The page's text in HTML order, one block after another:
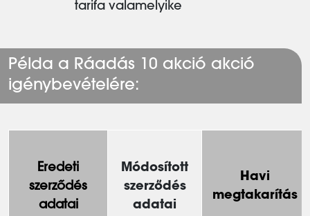
tarifa valamelyike
Példa a Ráadás 10 akció akció
igénybevételére:
Eredeti
szerződés
adatai
Módosított
szerződés
adatai
Havi
megtakarítás